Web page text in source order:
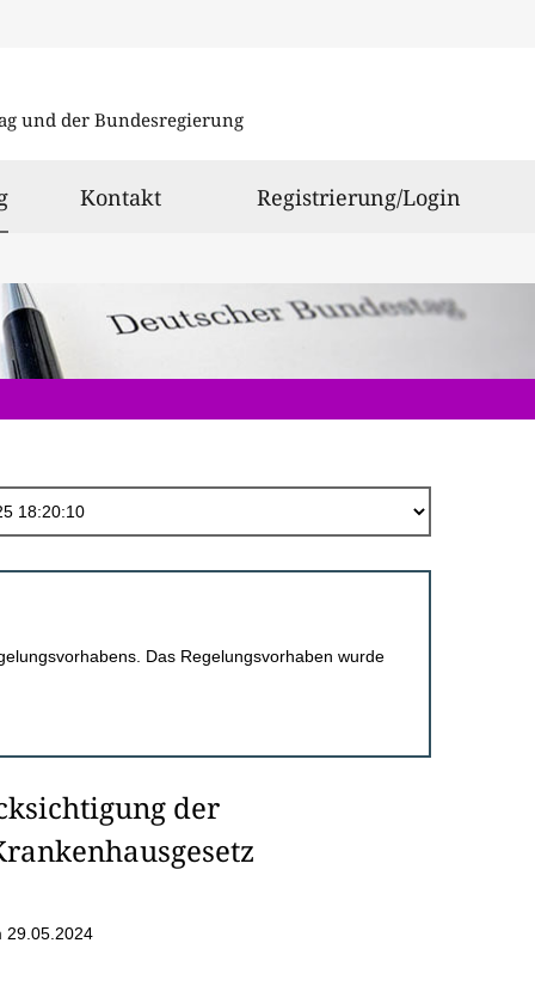
und der Bundesregierung
ausgewählt
Kontakt Registrierung/Login
Das Regelungsvorhaben wurde
der
29.05.2024